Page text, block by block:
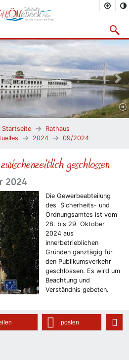
Startseite
Rathaus
2024 09/2024
geschlossen
2024
Die Gewerbeabteilung
des Sicherheits- und
Ordnungsamtes ist vom
28. bis 29. Oktober
2024 aus
innerbetrieblichen
Gründen ganztägig für
den Publikumsverkehr
geschlossen. Es wird um
Beachtung und
Verständnis gebeten.
posten